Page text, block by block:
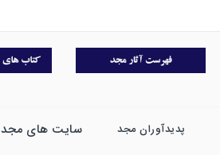
پدیدآوران مجد سایت های مجد